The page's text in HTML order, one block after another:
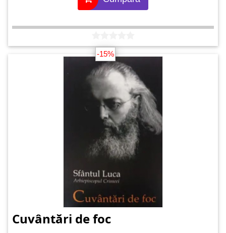
-15%
Cuvântări de foc